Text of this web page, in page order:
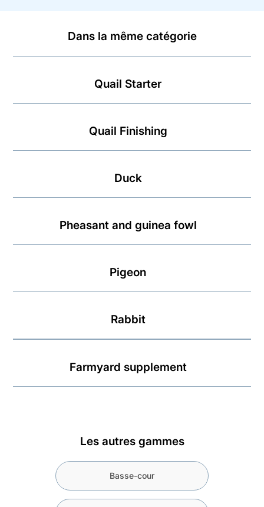
Dans la même catégorie
Quail Starter
Quail Finishing
Duck
Pheasant and guinea fowl
Pigeon
Rabbit
Farmyard supplement
Les autres gammes
Basse-cour